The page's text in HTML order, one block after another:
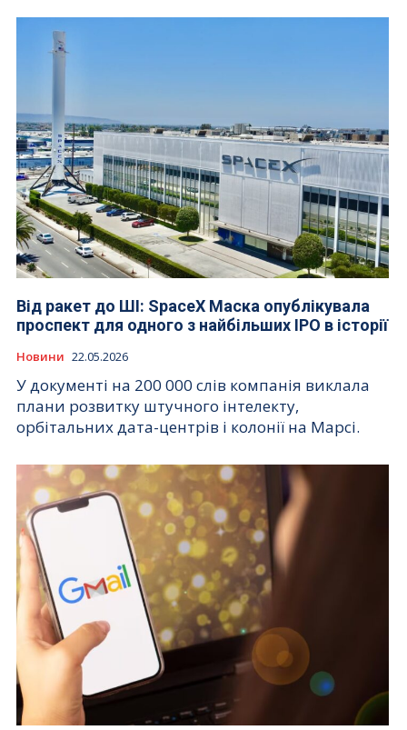
Від ракет до ШІ: SpaceX Маска опублікувала
проспект для одного з найбільших IPO в історії
Новини 22.05.2026
У документі на 200 000 слів компанія виклала
плани розвитку штучного інтелекту,
орбітальних дата-центрів і колонії на Марсі.